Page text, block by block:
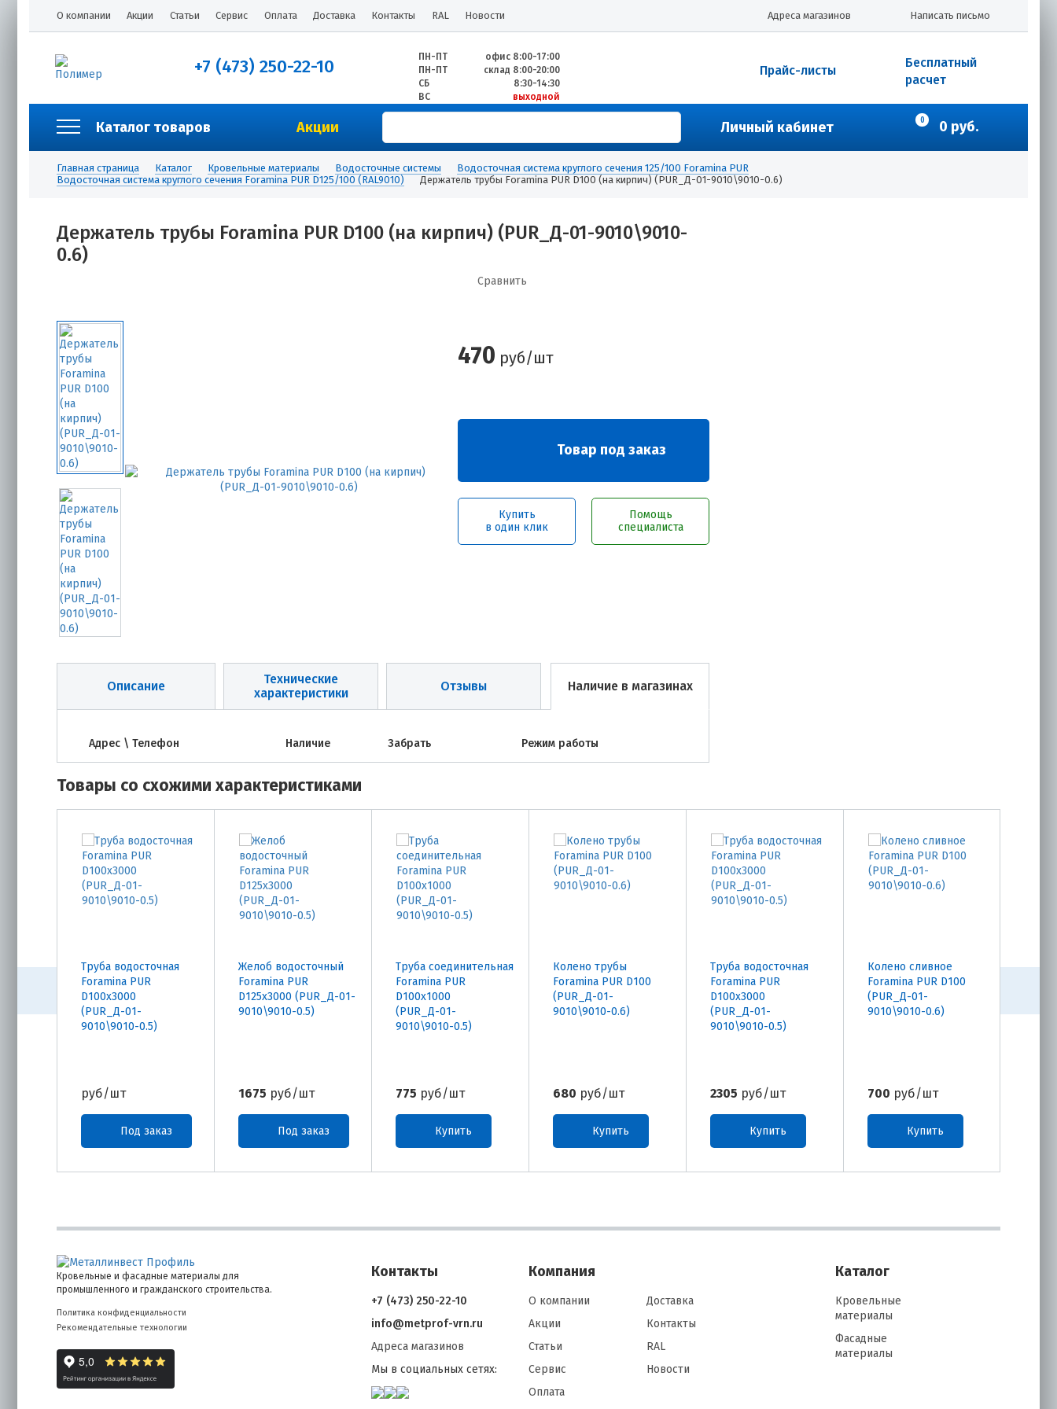
О компании Акции Статьи Сервис Оплата Доставка Контакты RAL Новости Написать письмо
Адреса магазинов
+7 (473) 250-22-10 ПН-ПТ
офис 8:00-17:00
ПН-ПТ
склад 8:00-20:00
СБ
8:30-14:30
ВС
выходной
Бесплатный
расчет
Прайс-листы
Каталог товаров Акции Личный кабинет 0 0 руб.
Главная страница Каталог Кровельные материалы Водосточные системы
Водосточная система круглого сечения 125/100 Foramina PUR
Водосточная система круглого сечения Foramina PUR D125/100 (RAL9010)
Держатель трубы Foramina PUR D100 (на кирпич) (PUR_Д-01-9010\9010-0.6)
Держатель трубы Foramina PUR D100 (на кирпич) (PUR_Д-01-9010\9010-
0.6)
Сравнить
470 руб/шт
Товар под заказ
Купить
в один клик
Помощь
специалиста
Описание
Технические
характеристики
Отзывы Наличие в магазинах
Адрес \ Телефон Наличие Забрать Режим работы
Товары со схожими характеристиками
Труба водосточная
Foramina PUR
D100х3000
(PUR_Д-01-
9010\9010-0.5)
руб/шт
Под заказ
Желоб водосточный
Foramina PUR
D125х3000 (PUR_Д-01-
9010\9010-0.5)
1675 руб/шт
Под заказ
Труба соединительная
Foramina PUR
D100х1000
(PUR_Д-01-
9010\9010-0.5)
775 руб/шт
Купить
Колено трубы
Foramina PUR D100
(PUR_Д-01-
9010\9010-0.6)
680 руб/шт
Купить
Труба водосточная
Foramina PUR
D100х3000
(PUR_Д-01-
9010\9010-0.5)
2305 руб/шт
Купить
Колено сливное
Foramina PUR D100
(PUR_Д-01-
9010\9010-0.6)
700 руб/шт
Купить
Угол
Кровельные и фасадные материалы для
промышленного и гражданского строительства.
Политика конфиденциальности
Рекомендательные технологии
Контакты
+7 (473) 250-22-10
info@metprof-vrn.ru
Адреса магазинов
Мы в социальных сетях:
Компания
О компании
Акции
Статьи
Сервис
Оплата
Доставка
Контакты
RAL
Новости
Каталог
Кровельные
материалы
Фасадные
материалы